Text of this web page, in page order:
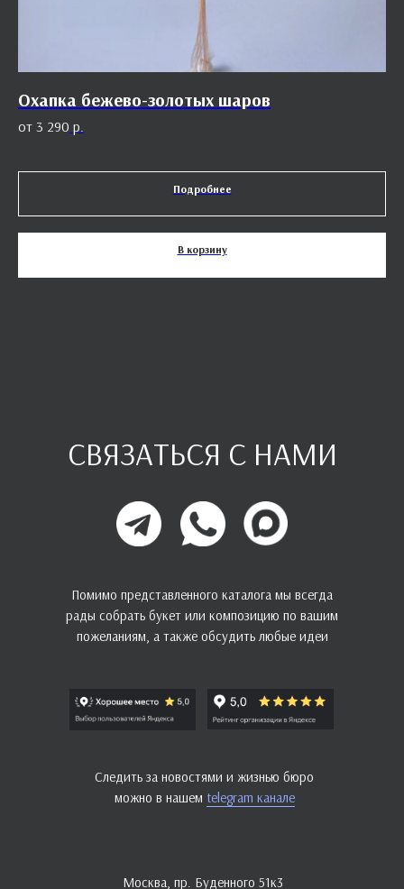
Охапка бежево-золотых шаров
3 290 р.
Подробнее
В корзину
Москва, пр. Буденного 51к3
СВЯЗАТЬСЯ С НАМИ
Помимо представленного каталога мы всегда
рады собрать букет или композицию по вашим
пожеланиям, а также обсудить любые идеи
Следить за новостями и жизнью бюро
можно в нашем telegram канале